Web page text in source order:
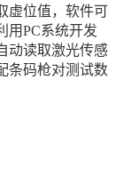
虚位值，软件可
用PC系统开发
动读取激光传感
条码枪对测试数